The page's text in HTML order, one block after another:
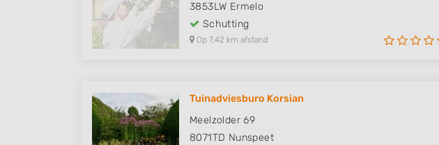
3853LW Ermelo
Schutting
Op 7,42 km afstand
Tuinadviesburo Korsian
Meelzolder 69
8071TD Nunspeet